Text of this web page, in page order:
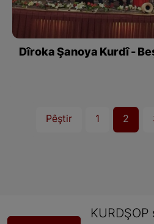
Dîroka Şanoya Kurdî -
Pêştir 1 2